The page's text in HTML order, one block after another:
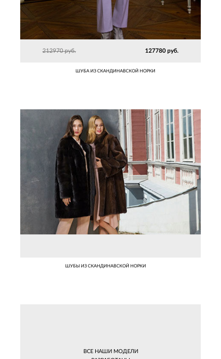
ШУБА ИЗ СКАНДИНАВСКОЙ НОРКИ
212970 руб. 127780 руб.
ШУБЫ ИЗ СКАНДИНАВСКОЙ НОРКИ
ВСЕ НАШИ МОДЕЛИ